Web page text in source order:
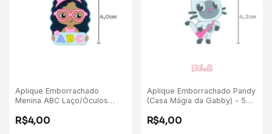
Aplique Emborrachado
Menina ABC Laço/Óculos
R$4,00
Aplique Emborrachado Pandy
(Casa Mágia da Gabby) - 5
R$4,00